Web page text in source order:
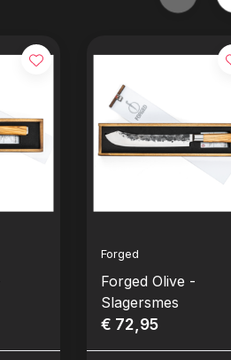
Forged
Forged Olive -
Slagersmes
€ 72,95